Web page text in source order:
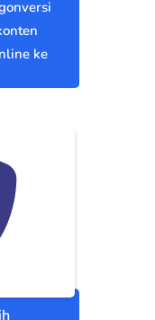
ke